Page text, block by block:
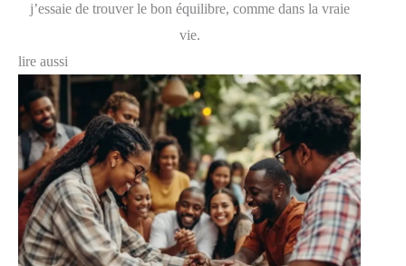
j’essaie de trouver le bon équilibre, comme dans la vraie
vie.
lire aussi